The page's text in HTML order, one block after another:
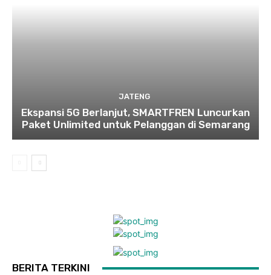
JATENG
Ekspansi 5G Berlanjut, SMARTFREN Luncurkan
Paket Unlimited untuk Pelanggan di Semarang
BERITA TERKINI